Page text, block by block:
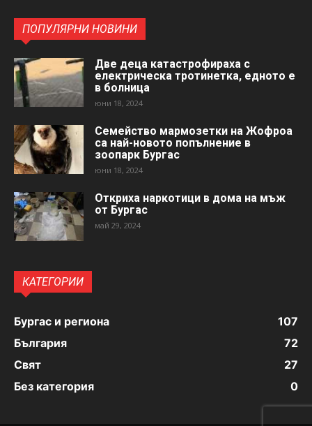
ПОПУЛЯРНИ НОВИНИ
Две деца катастрофираха с
електрическа тротинетка, едното е
в болница
юни 18, 2024
Семейство мармозетки на Жофроа
са най-новото попълнение в
зоопарк Бургас
юни 18, 2024
Откриха наркотици в дома на мъж
от Бургас
май 29, 2024
КАТЕГОРИИ
Бургас и региона
107
България
72
Свят
27
Без категория
0